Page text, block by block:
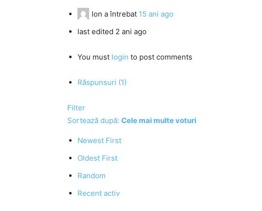
Ion a întrebat 15 ani ago
last edited 2 ani ago
You must login to post comments
Răspunsuri (1)
Filter
Sortează după: Cele mai multe voturi
Newest First
Oldest First
Random
Recent activ